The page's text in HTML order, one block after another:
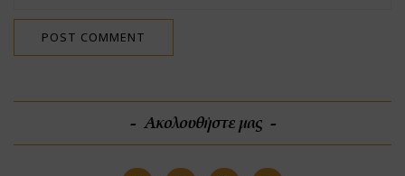
Ακολουθήστε μας